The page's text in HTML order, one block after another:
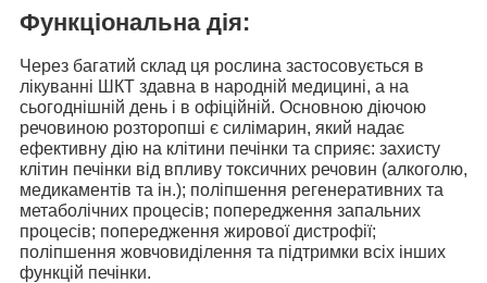
Функціональна дія:
Через багатий склад ця рослина застосовується в
лікуванні ШКТ здавна в народній медицині, а на
сьогоднішній день і в офіційній. Основною діючою
речовиною розторопші є силімарин, який надає
ефективну дію на клітини печінки та сприяє: захисту
клітин печінки від впливу токсичних речовин (алкоголю,
медикаментів та ін.); поліпшення регенеративних та
метаболічних процесів; попередження запальних
процесів; попередження жирової дистрофії;
поліпшення жовчовиділення та підтримки всіх інших
функцій печінки.